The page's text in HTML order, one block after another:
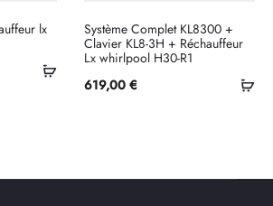
Ajouter
lx
Système Complet KL8300 +
Clavier KL8-3H + Réchauffeur
Lx whirlpool H30-R1
619,00 €